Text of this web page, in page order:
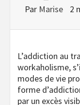
Par Marise 2
L’addiction au
workaholisme,
modes de vie
forme
par un excès